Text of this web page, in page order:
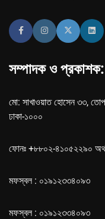
সম্পাদক ও প্রকাশক:
মো: সাখাওয়াত হোসেন ৩৩,
ঢাকা-১০০০
ফোনঃ +৮৮০২-৪১০৫২২৯০
মফস্বল : ০১৯১২৩৩৪০৯৩
মফস্বল : ০১৯১২৩৩৪০৯৩